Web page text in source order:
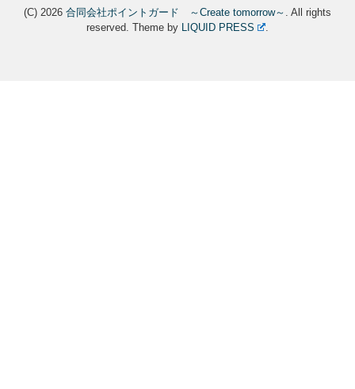
(C) 2026 合同会社ポイントガード ～Create tomorrow～ . All rights
reserved.Theme by LIQUID PRESS .